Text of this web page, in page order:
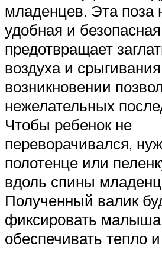
младенцев. Эта поза
удобная и
предотвращает
воздуха и
возникновении
нежелательных
Чтобы ребенок не
переворачивался,
полотенце или
вдоль спины
Полученный валик
фиксировать
обеспечивать тепло